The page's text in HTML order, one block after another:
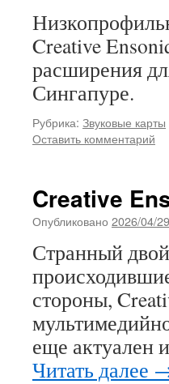
Creative
расширения
Сингапуре.
Рубрика: Звуковые карты
Оставить комментарий
Creative
Опубликовано 2026/04/29
Странный
стороны,
еще актуален
Читать далее